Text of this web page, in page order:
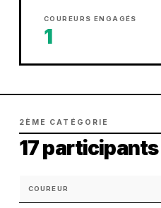
COUREURS ENGAGÉS
1
2ÈME CATÉGORIE
17 participants
COUREUR